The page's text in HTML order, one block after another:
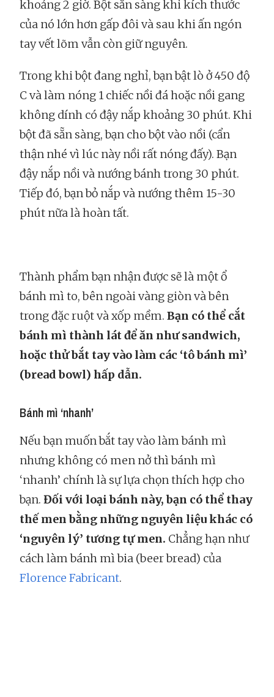
khoảng 2 giờ. Bột sẵn sàng khi kích thước
của nó lớn hơn gấp đôi và sau khi ấn ngón
tay vết lõm vẫn còn giữ nguyên.
Trong khi bột đang nghỉ, bạn bật lò ở 450 độ
C và làm nóng 1 chiếc nồi đá hoặc nồi gang
không dính có đậy nắp khoảng 30 phút. Khi
bột đã sẵn sàng, bạn cho bột vào nồi (cẩn
thận nhé vì lúc này nồi rất nóng đấy). Bạn
đậy nắp nồi và nướng bánh trong 30 phút.
Tiếp đó, bạn bỏ nắp và nướng thêm 15-30
phút nữa là hoàn tất.
Thành phẩm bạn nhận được sẽ là một ổ
bánh mì to, bên ngoài vàng giòn và bên
trong đặc ruột và xốp mềm. Bạn có thể cắt
bánh mì thành lát để ăn như sandwich,
hoặc thử bắt tay vào làm các ‘tô bánh mì’
(bread bowl) hấp dẫn.
Bánh mì ‘nhanh’
Nếu bạn muốn bắt tay vào làm bánh mì
nhưng không có men nở thì bánh mì
‘nhanh’ chính là sự lựa chọn thích hợp cho
bạn. Đối với loại bánh này, bạn có thể thay
thế men bằng những nguyên liệu khác có
‘nguyên lý’ tương tự men. Chẳng hạn như
cách làm bánh mì bia (beer bread) của
Florence Fabricant.